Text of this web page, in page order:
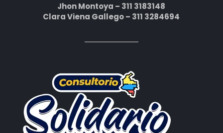
Jhon Montoya – 311 3183148
Clara Viena Gallego – 311 3284694